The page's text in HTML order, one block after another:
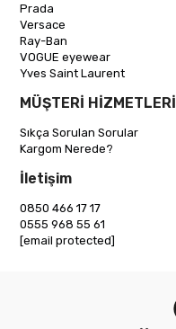
Prada
Versace
Ray-Ban
VOGUE eyewear
Yves Saint Laurent
MÜŞTERİ HİZMETLERİ
Sıkça Sorulan Sorular
Kargom Nerede?
İletişim
0850 466 17 17
0555 968 55 61
[email protected]